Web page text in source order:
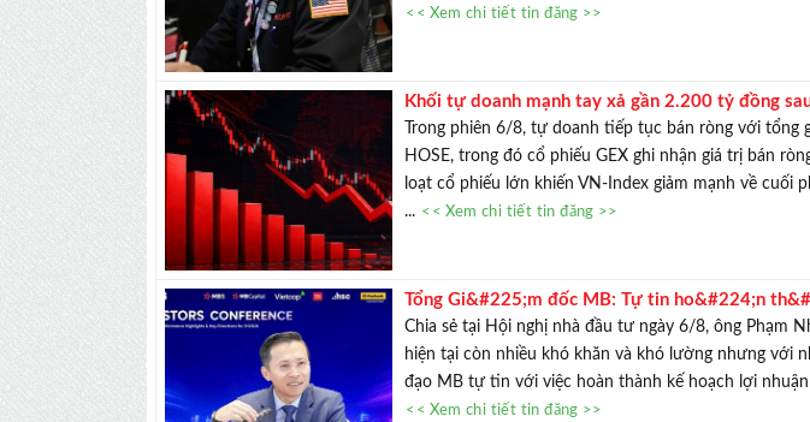
<< Xem chi tiết tin đăng >>
Khối tự doanh mạnh tay xả gần 2.200 tỷ đồng
r&#242;ng 200 tỷ đồng cổ phiếu GEX h&#244;m
Trong phiên 6/8, tự doanh tiếp tục bán ròng với tổng
HOSE, trong đó cổ phiếu GEX ghi nhận giá trị bán
loạt cổ phiếu lớn khiến VN-Index giảm mạnh về cuối
... << Xem chi tiết tin đăng >>
Tổng Gi&#225;m đốc MB: Tự tin ho&#224;n
c&#243; thể đạt mốc 40.000 tỷ nếu t&#236;nh
Chia sẻ tại Hội nghị nhà đầu tư ngày 6/8, ông Phạm
hiện tại còn nhiều khó khăn và khó lường nhưng với
đạo MB tự tin với việc hoàn thành kế hoạch lợi nhuận
<< Xem chi tiết tin đăng >>